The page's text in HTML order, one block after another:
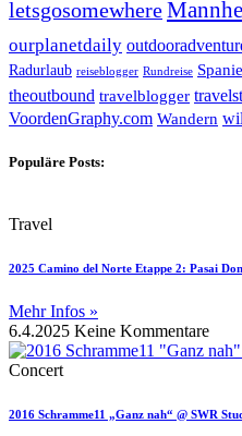
letsgosomewhere
ourplanetdaily
Radurlaub reiseblogger Rundreise
theoutbound travelblogger
VoordenGraphy.com Wandern
Populäre Posts:
Travel
2025 Camino del Norte Etappe 2: Pasai
Mehr Infos »
6.4.2025 Keine Kommentare
Concert
2016 Schramme11 „Ganz nah“ @ SWR